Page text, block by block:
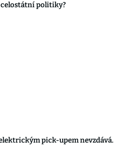
celostátní politiky?
pick-upem nevzdává.